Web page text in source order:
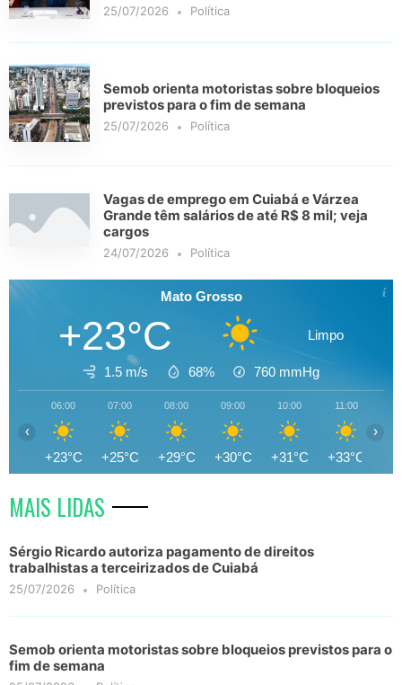
25/07/2026 Política
Semob orienta motoristas sobre bloqueios
previstos para o fim de semana
25/07/2026 Política
Vagas de emprego em Cuiabá e Várzea
Grande têm salários de até R$ 8 mil; veja
cargos
24/07/2026 Política
Mato Grosso
+23°C Limpo
1.5 m/s 68% 760 mmHg
06:00
+23°C
07:00
+25°C
08:00
+29°C
09:00
+30°C
10:00
+31°C
11:00
+33°C
‹ ›
MAIS LIDAS
Sérgio Ricardo autoriza pagamento de direitos
trabalhistas a terceirizados de Cuiabá
25/07/2026 Política
Semob orienta motoristas sobre bloqueios previstos para o
fim de semana